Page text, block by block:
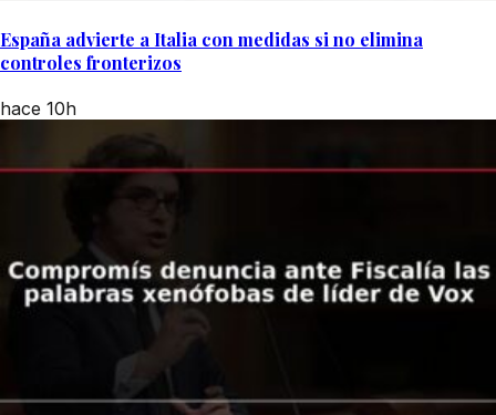
España advierte a Italia con medidas si no elimina
controles fronterizos
hace 10h